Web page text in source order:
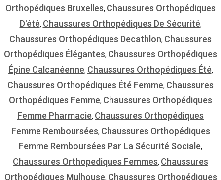
Orthopédiques Bruxelles, Chaussures Orthopédiques
D'été, Chaussures Orthopédiques De Sécurité,
Chaussures Orthopédiques Decathlon, Chaussures
Orthopédiques Élégantes, Chaussures Orthopédiques
Épine Calcanéenne, Chaussures Orthopédiques Été,
Chaussures Orthopédiques Été Femme, Chaussures
Orthopédiques Femme, Chaussures Orthopédiques
Femme Pharmacie, Chaussures Orthopédiques
Femme Remboursées, Chaussures Orthopédiques
Femme Remboursées Par La Sécurité Sociale,
Chaussures Orthopediques Femmes, Chaussures
Orthopédiques Mulhouse, Chaussures Orthopédiques